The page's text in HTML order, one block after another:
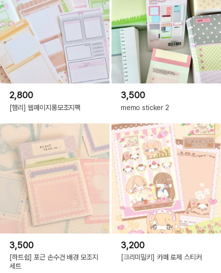
2,800
[햄리] 웹페이지롱모조지팩
3,500
memo sticker 2
3,500
[하트쉽] 포근 손수건 배경 모조지
세트
3,200
[크리미밀키] 카페 로제 스티커